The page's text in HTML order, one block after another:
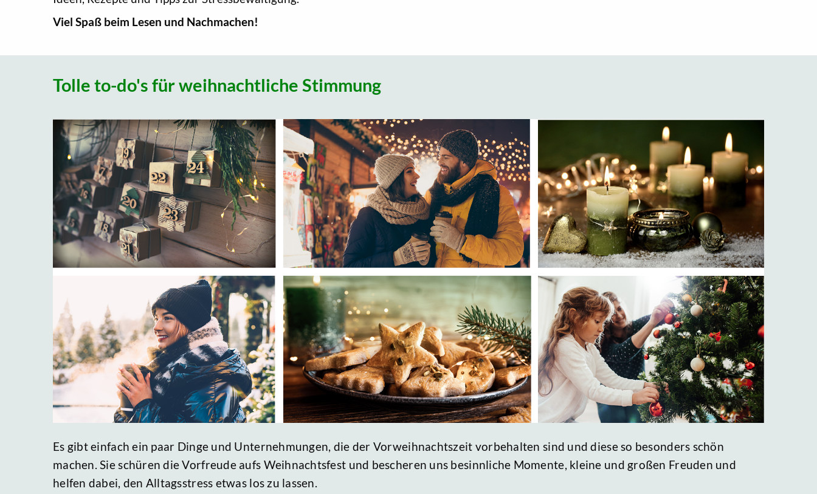
Viel Spaß beim Lesen und Nachmachen!
Tolle to-do's für weihnachtliche Stimmung
Es gibt einfach ein paar Dinge und Unternehmungen, die der Vorweihnachtszeit vorbehalten sind und diese so besonders schön
machen. Sie schüren die Vorfreude aufs Weihnachtsfest und bescheren uns besinnliche Momente, kleine und großen Freuden und
helfen dabei, den Alltagsstress etwas los zu lassen.